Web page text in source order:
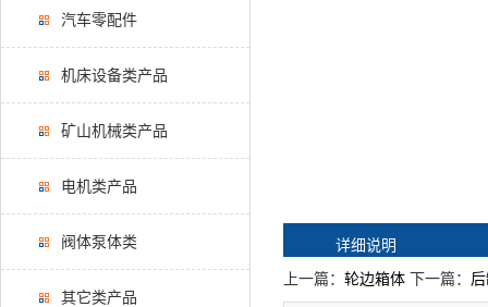
汽车零配件
机床设备类产品
矿山机械类产品
电机类产品
阀体泵体类
其它类产品
详细说明
上一篇： 轮边箱体 下一篇：